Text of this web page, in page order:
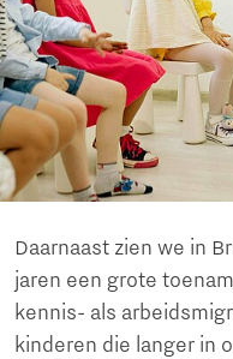
Daarnaast zien we in
jaren een grote
kennis- als
kinderen die langer in